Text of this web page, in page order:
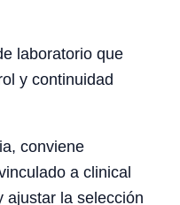
laboratorio que
y continuidad
conviene
a clinical
ajustar la selección